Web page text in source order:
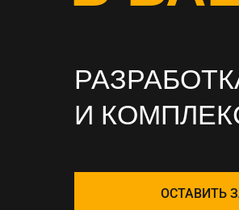
И
ОСТАВИТЬ